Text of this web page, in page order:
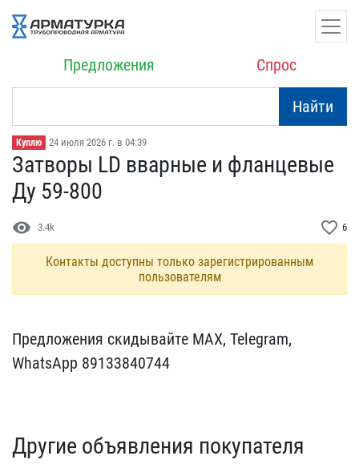
Предложения Спрос
Найти
Куплю 24 июля 2026 г. в 04:39
Затворы LD вварные и фла​нцевые
Ду 59-800
visibility 3.4k favorite_border 6
Контакты доступны только зарегистрированным
пользователям
Предложения скидывайте M​AX, Telegram,
WhatsApp 8​9133840744
Другие объявления покупателя